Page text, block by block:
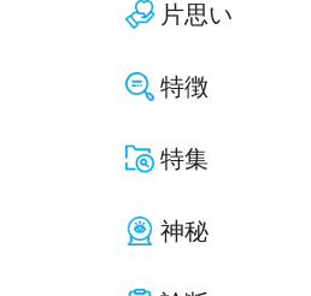
片思い
特徴
特集
神秘